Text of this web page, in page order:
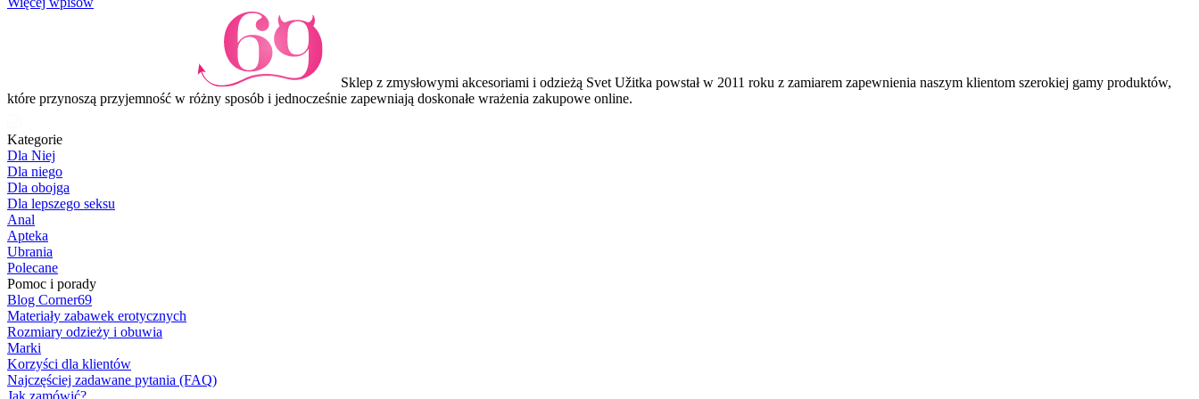
Sklep z zmysłowymi akcesoriami i odzieżą Svet Užitka powstał w 2011 roku z zamiarem zapewnienia naszym klientom szerokiej gamy produktów,
które przynoszą przyjemność w różny sposób i jednocześnie zapewniają doskonałe wrażenia zakupowe online.
Kategorie
Dla Niej
Dla niego
Dla obojga
Dla lepszego seksu
Anal
Apteka
Ubrania
Polecane
Pomoc i porady
Blog Corner69
Materiały zabawek erotycznych
Rozmiary odzieży i obuwia
Marki
Korzyści dla klientów
Najczęściej zadawane pytania (FAQ)
Jak zamówić?